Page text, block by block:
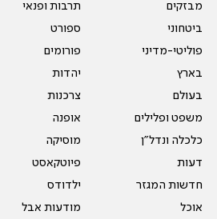
מבזקים
ביטחוני
פוליטי-מדיני
בארץ
בעולם
משפט ופלילים
כלכלה ונדל"ן
דעות
חדשות המגזר
אוכל
תרבות ופנאי
ספורט
פורומים
יהדות
צרכנות
אופנה
מוסיקה
פיוטקאסט
ילדודס
מודעות אבל